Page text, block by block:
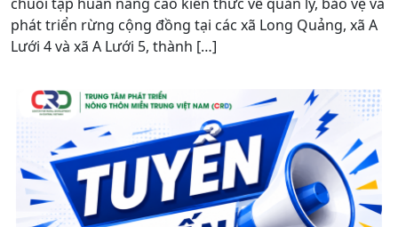
phát triển rừng cộng đồng tại các xã Long Quảng, xã A
Lưới 4 và xã A Lưới 5, thành […]